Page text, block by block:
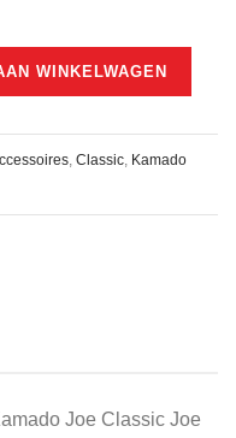
WINKELWAGEN
, Classic, Kamado
Joe Classic Joe